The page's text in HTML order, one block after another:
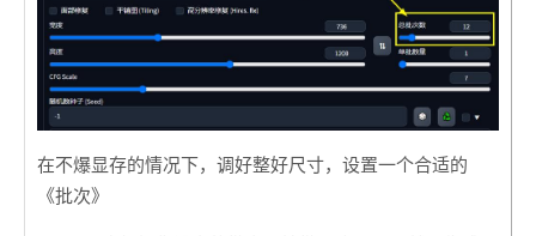
在不爆显存的情况下，调好整好尺寸，设置一个合适的
《批次》